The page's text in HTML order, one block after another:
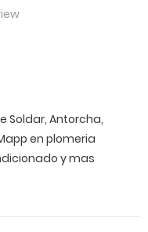
Soldar, Antorcha,
en plomeria
y mas